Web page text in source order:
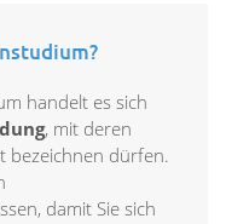
handelt es sich
, mit deren
bezeichnen dürfen.
damit Sie sich